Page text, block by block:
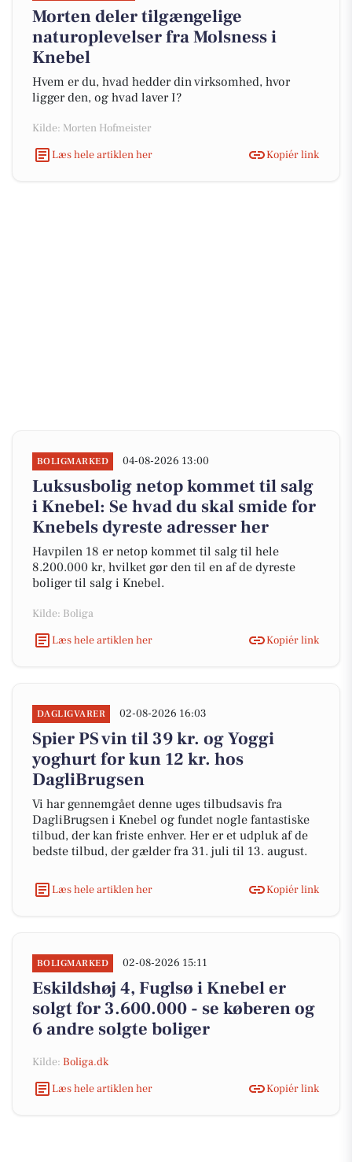
Morten deler tilgængelige
naturoplevelser fra Molsness i
Knebel
Hvem er du, hvad hedder din virksomhed, hvor
ligger den, og hvad laver I?
Kilde: Morten Hofmeister
Læs hele artiklen her
Kopiér link
BOLIGMARKED 04-08-2026 13:00
Luksusbolig netop kommet til salg
i Knebel: Se hvad du skal smide for
Knebels dyreste adresser her
Havpilen 18 er netop kommet til salg til hele
8.200.000 kr, hvilket gør den til en af de dyreste
boliger til salg i Knebel.
Kilde: Boliga
Læs hele artiklen her
Kopiér link
DAGLIGVARER 02-08-2026 16:03
Spier PS vin til 39 kr. og Yoggi
yoghurt for kun 12 kr. hos
DagliBrugsen
Vi har gennemgået denne uges tilbudsavis fra
DagliBrugsen i Knebel og fundet nogle fantastiske
tilbud, der kan friste enhver. Her er et udpluk af de
bedste tilbud, der gælder fra 31. juli til 13. august.
Læs hele artiklen her Kopiér link
BOLIGMARKED 02-08-2026 15:11
Eskildshøj 4, Fuglsø i Knebel er
solgt for 3.600.000 - se køberen og
6 andre solgte boliger
Kilde: Boliga.dk
Læs hele artiklen her
Kopiér link